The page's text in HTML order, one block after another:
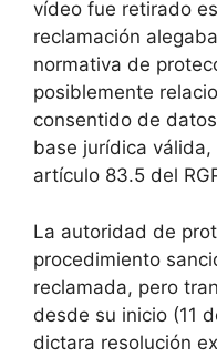
vídeo fue retirado
reclamación
normativa de
posiblemente
consentido de
base jurídica
artículo 83.5 del
La autoridad de
procedimiento
reclamada, pero
desde su inicio (11
dictara resolución